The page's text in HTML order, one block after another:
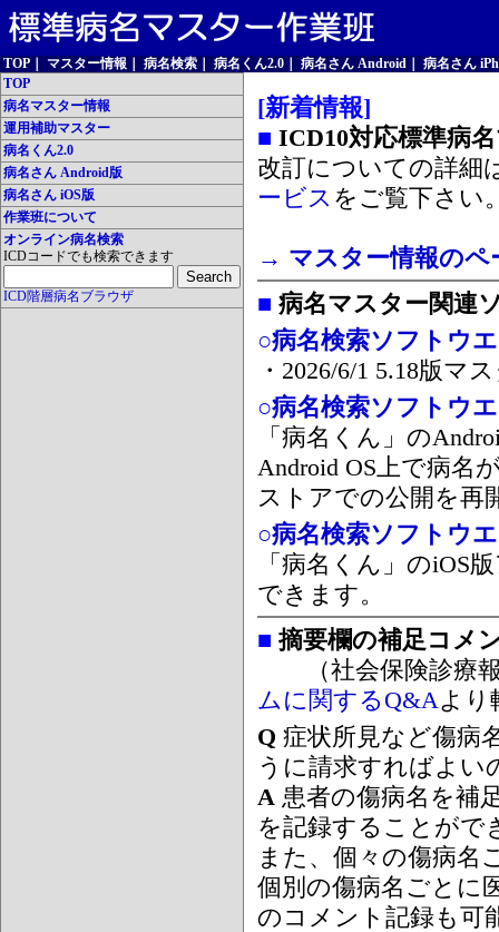
TOP マスター情報 病名検索 病名くん2.0 病名さん Android
病名さん
TOP
病名マスター情報
運用補助マスター
病名くん2.0
病名さん Android版
病名さん iOS版
作業班について
オンライン病名検索
ICDコードでも検索できます
ICD階層病名ブラウザ
[新着情報]
■ ICD10対応標準病
改訂についての詳細
ービス をご覧下さい
→ マスター情報のペ
■ 病名マスター関連
○病名検索ソフトウ
・2026/6/1 5.18版マ
○病名検索ソフトウ
「病名くん」の
Android OS上で病名
ストアでの公開を再
○病名検索ソフトウ
「病名くん」のiOS
できます。
■ 摘要欄の補足コメ
（社会保険診療報
ムに関するQ&Aより
Q 症状所見など傷病
うに請求すればよい
A 患者の傷病名を補
を記録することがで
また、個々の傷病名
個別の傷病名ごとに
のコメント記録も可